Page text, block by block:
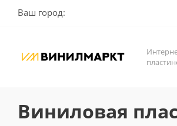
Ваш город:
Виниловая